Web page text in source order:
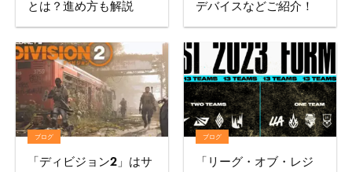
とは？進め方も解説
デバイスなどご紹介！
ブログ
「ディビジョン2」はサ
ブログ
「リーグ・オブ・レジ